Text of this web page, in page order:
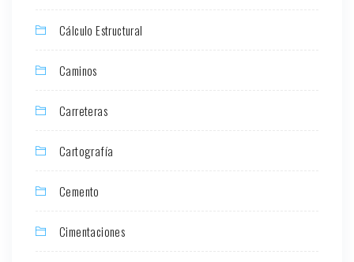
Cálculo Estructural
Caminos
Carreteras
Cartografía
Cemento
Cimentaciones